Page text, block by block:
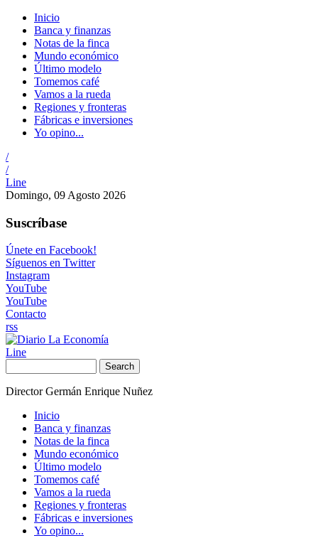
Inicio
Banca y finanzas
Notas de la finca
Mundo económico
Último modelo
Tomemos café
Vamos a la rueda
Regiones y fronteras
Fábricas e inversiones
Yo opino...
/
/
Line
Domingo, 09 Agosto 2026
Suscríbase
Únete en Facebook!
Síguenos en Twitter
Instagram
YouTube
YouTube
Contacto
rss
Line
Search
Director Germán Enrique Nuñez
Inicio
Banca y finanzas
Notas de la finca
Mundo económico
Último modelo
Tomemos café
Vamos a la rueda
Regiones y fronteras
Fábricas e inversiones
Yo opino...